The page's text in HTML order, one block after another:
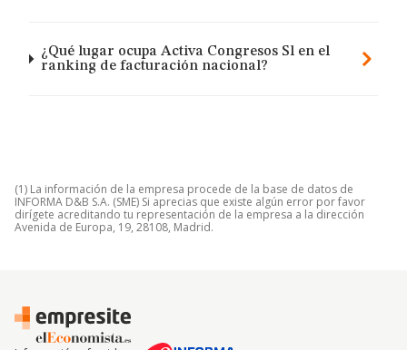
¿Qué lugar ocupa Activa Congresos Sl en el
ranking de facturación nacional?
(1) La información de la empresa procede de la base de datos de
INFORMA D&B S.A. (SME) Si aprecias que existe algún error por favor
dirígete acreditando tu representación de la empresa a la dirección
Avenida de Europa, 19, 28108, Madrid.